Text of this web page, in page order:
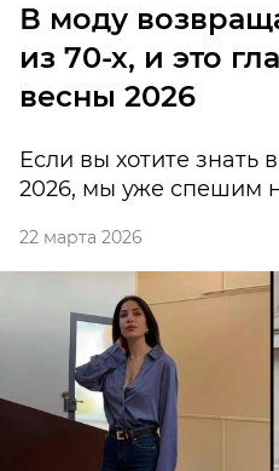
В моду
из 70-х, и это
весны 2026
Если вы хотите знать
2026, мы уже спешим
22 марта 2026